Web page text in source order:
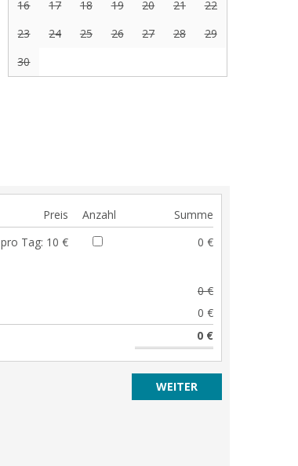
16
17 18 19 20 21
22
23
24 25 26 27 28
29
30
Preis Anzahl
Summe
pro Tag: 10 € 0 €
0 €
0 €
0 €